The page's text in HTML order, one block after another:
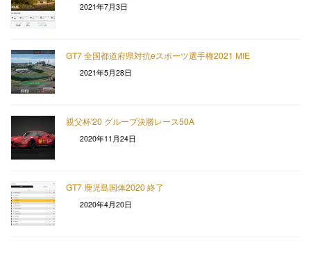
2021年7月3日
GT7 全国都道府県対抗eスポーツ選手権2021 MIE
2021年5月28日
親父杯'20 グループ決勝レース50A
2020年11月24日
GT7 鹿児島国体2020 終了
2020年4月20日